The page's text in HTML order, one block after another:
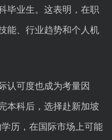
毕业生。这表明，在职
能、行业趋势和个人机
认可度也成为考量因
本科后，选择赴新加坡
历，在国际市场上可能